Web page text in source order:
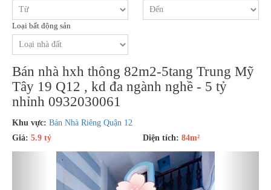
Loại bất động sản
Bán nhà hxh thông 82m2-5tang Trung Mỹ
Tây 19 Q12 , kd đa ngành nghề - 5 tỷ
nhỉnh 0932030061
Khu vực: Bán Nhà Riêng Quận 12
Giá: 5.9 tỷ Diện tích: 84m²
Previous